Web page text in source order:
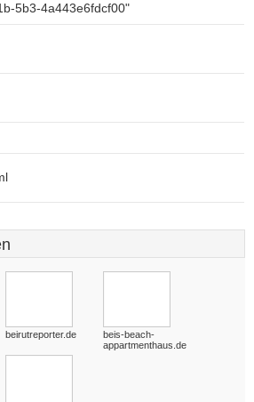
5b3-4a443e6fdcf00"
beirutreporter.de
beis-beach-
appartmenthaus.de